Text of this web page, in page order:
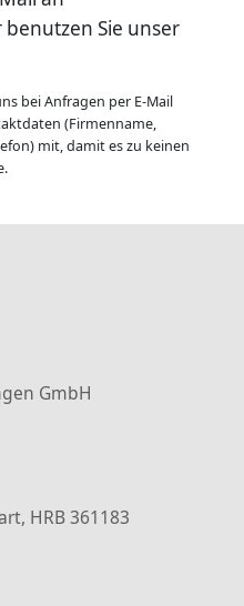
benutzen Sie unser
bei Anfragen per E-Mail
(Firmenname,
mit, damit es zu keinen
GmbH
HRB 361183